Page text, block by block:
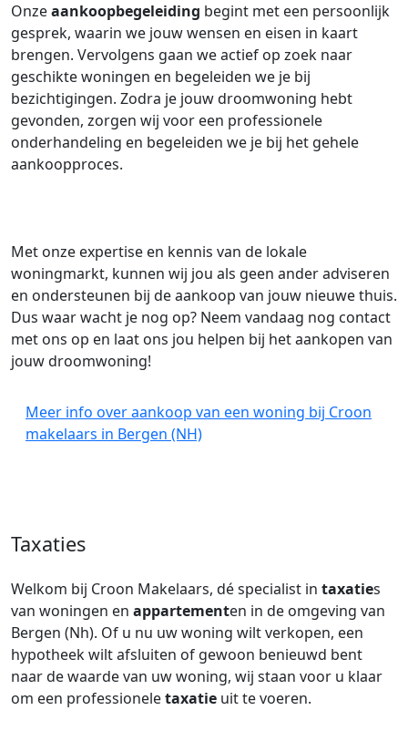
Onzeaankoopbegeleiding begint met een persoonlijk
gesprek, waarin we jouw wensen en eisen in kaart
brengen. Vervolgens gaan we actief op zoek naar
geschikte woningen en begeleiden we je bij
bezichtigingen. Zodra je jouw droomwoning hebt
gevonden, zorgen wij voor een professionele
onderhandeling en begeleiden we je bij het gehele
aankoopproces.
Met onze expertise en kennis van de lokale
woningmarkt, kunnen wij jou als geen ander adviseren
en ondersteunen bij de aankoop van jouw nieuwe thuis.
Dus waar wacht je nog op? Neem vandaag nog contact
met ons op en laat ons jou helpen bij het aankopen van
jouw droomwoning!
Meer info over aankoop van een woning bij Croon
makelaars in Bergen (NH)
Taxaties
Welkom bij Croon Makelaars, dé specialist in taxaties
van woningen en appartementen in de omgeving van
Bergen (Nh). Of u nu uw woning wilt verkopen, een
hypotheek wilt afsluiten of gewoon benieuwd bent
naar de waarde van uw woning, wij staan voor u klaar
om een professioneletaxatie uit te voeren.